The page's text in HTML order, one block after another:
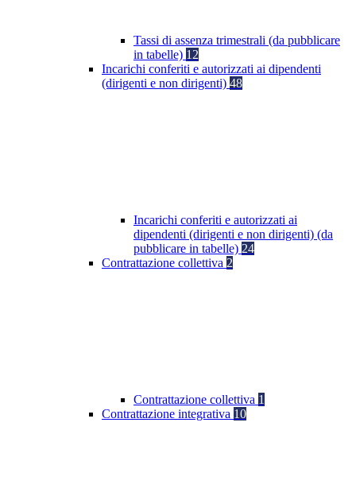
Tassi di assenza trimestrali (da pubblicare
in tabelle) 12
Incarichi conferiti e autorizzati ai dipendenti
(dirigenti e non dirigenti) 48
Incarichi conferiti e autorizzati ai
dipendenti (dirigenti e non dirigenti) (da
pubblicare in tabelle) 24
Contrattazione collettiva 2
Contrattazione collettiva 1
Contrattazione integrativa 10